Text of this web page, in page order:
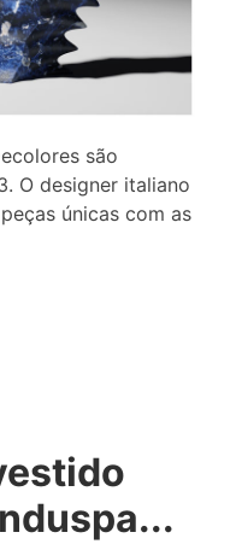
são
O designer italiano
únicas com as